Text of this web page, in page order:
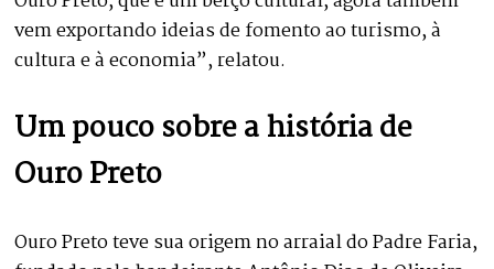
vem exportando ideias de fomento ao turismo, à
cultura e à economia”, relatou.
Um pouco sobre a história de
Ouro Preto
Ouro Preto teve sua origem no arraial do Padre Faria,